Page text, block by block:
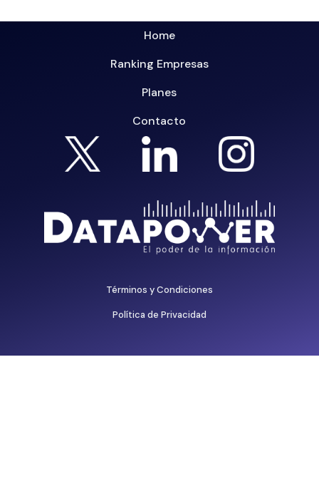
Home
Ranking Empresas
Planes
Contacto
Términos y Condiciones
Política de Privacidad